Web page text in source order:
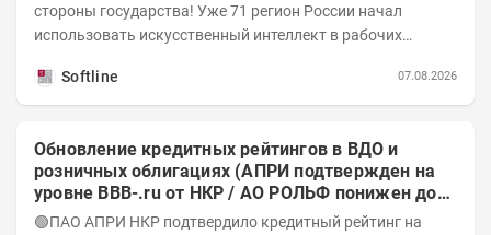
стороны государства! Уже 71 регион России начал
использовать искусственный интеллект в рабочих
Softline
07.08.2026
Обновление кредитных рейтингов в ВДО и
розничных облигациях (АПРИ подтвержден на
уровне BBB-.ru от НКР / АО РОЛЬФ понижен до
А-(RU) / Элит Строй присвоен на уровне BBB.ru)
🟢ПАО АПРИ НКР подтвердило кредитный рейтинг на